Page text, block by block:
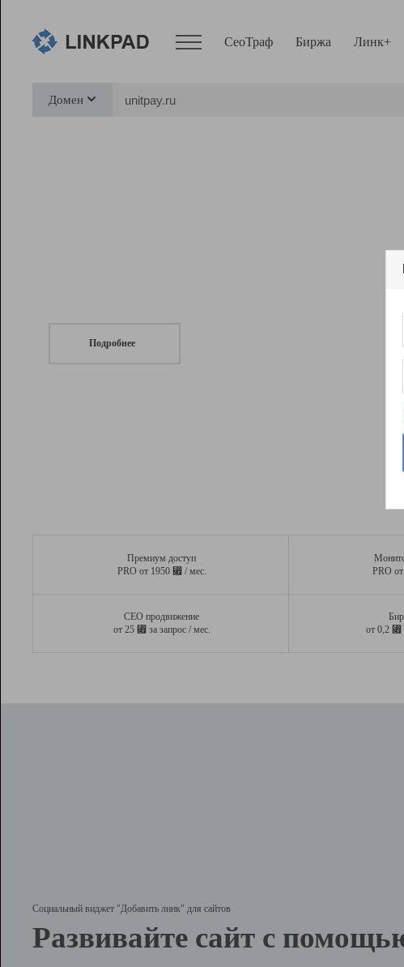
СеоТраф Биржа Линк+
Домен
Подробнее
Премиум доступ
PRO от 1950 ⃏ / мес.
PRO
СЕО продвижение
от 25 ⃏ за запрос / мес.
от 0,2 ⃏
Социальный виджет "Добавить линк" для сайтов
Развивайте сайт с